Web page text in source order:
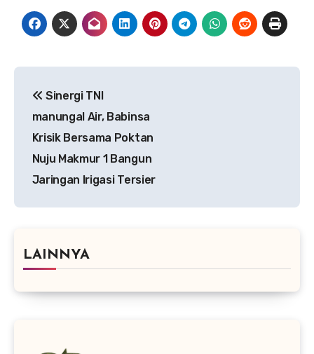
pos
Sinergi TNI
manungal Air, Babinsa
Krisik Bersama Poktan
Nuju Makmur 1 Bangun
Jaringan Irigasi Tersier
LAINNYA